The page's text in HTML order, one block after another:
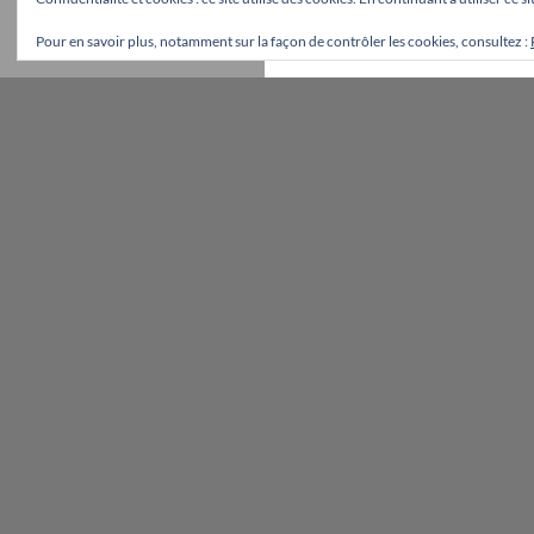
Pour en savoir plus, notamment sur la façon de contrôler les cookies, consultez :